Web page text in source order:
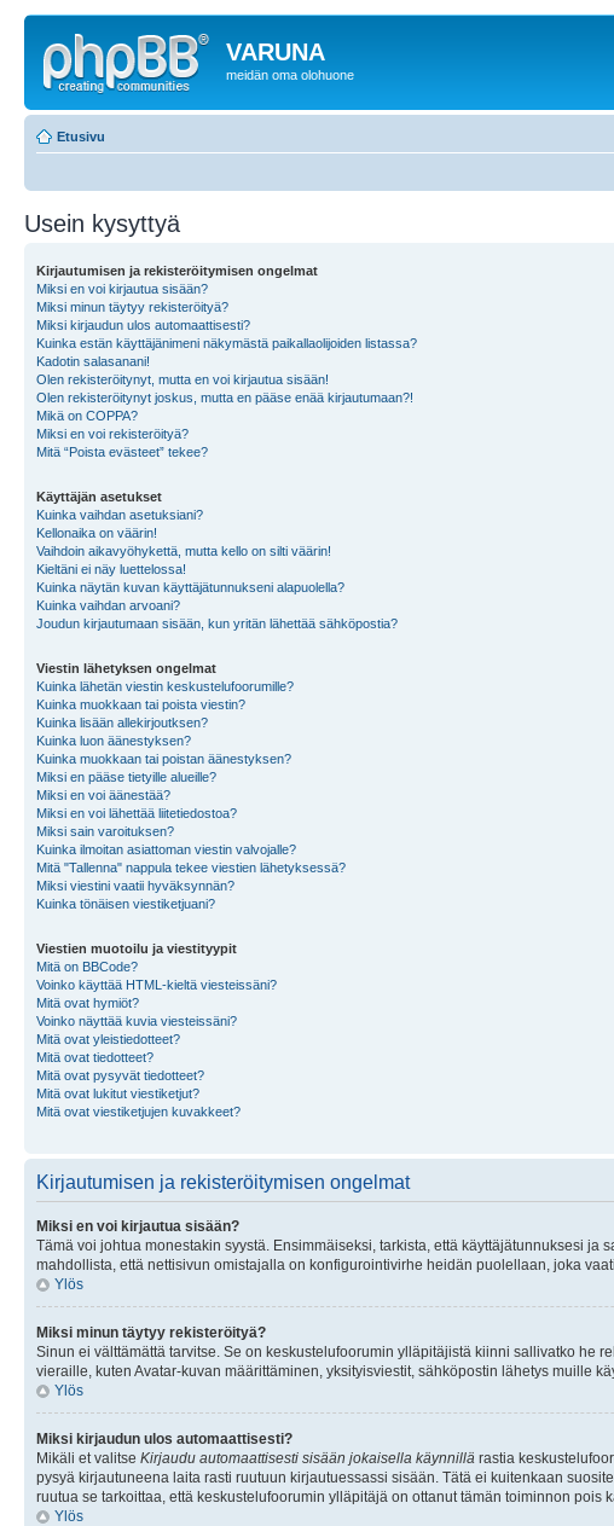
VARUNA
meidän oma olohuone
Etusivu
Usein kysyttyä
Kirjautumisen ja rekisteröitymisen ongelmat
Miksi en voi kirjautua sisään?
Miksi minun täytyy rekisteröityä?
Miksi kirjaudun ulos automaattisesti?
Kuinka estän käyttäjänimeni näkymästä paikallaolijoiden listassa?
Kadotin salasanani!
Olen rekisteröitynyt, mutta en voi kirjautua sisään!
Olen rekisteröitynyt joskus, mutta en pääse enää kirjautumaan?!
Mikä on COPPA?
Miksi en voi rekisteröityä?
Mitä “Poista evästeet” tekee?
Käyttäjän asetukset
Kuinka vaihdan asetuksiani?
Kellonaika on väärin!
Vaihdoin aikavyöhykettä, mutta kello on silti väärin!
Kieltäni ei näy luettelossa!
Kuinka näytän kuvan käyttäjätunnukseni alapuolella?
Kuinka vaihdan arvoani?
Joudun kirjautumaan sisään, kun yritän lähettää sähköpostia?
Viestin lähetyksen ongelmat
Kuinka lähetän viestin keskustelufoorumille?
Kuinka muokkaan tai poista viestin?
Kuinka lisään allekirjoutksen?
Kuinka luon äänestyksen?
Kuinka muokkaan tai poistan äänestyksen?
Miksi en pääse tietyille alueille?
Miksi en voi äänestää?
Miksi en voi lähettää liitetiedostoa?
Miksi sain varoituksen?
Kuinka ilmoitan asiattoman viestin valvojalle?
Mitä "Tallenna" nappula tekee viestien lähetyksessä?
Miksi viestini vaatii hyväksynnän?
Kuinka tönäisen viestiketjuani?
Viestien muotoilu ja viestityypit
Mitä on BBCode?
Voinko käyttää HTML-kieltä viesteissäni?
Mitä ovat hymiöt?
Voinko näyttää kuvia viesteissäni?
Mitä ovat yleistiedotteet?
Mitä ovat tiedotteet?
Mitä ovat pysyvät tiedotteet?
Mitä ovat lukitut viestiketjut?
Mitä ovat viestiketjujen kuvakkeet?
Kirjautumisen ja rekisteröitymisen ongelmat
Miksi en voi kirjautua sisään?
Tämä voi johtua monestakin syystä. Ensimmäiseksi, tarkista, että käyttäjätunnuksesi
mahdollista, että nettisivun omistajalla on konfigurointivirhe heidän puolellaan, joka
Ylös
Miksi minun täytyy rekisteröityä?
Sinun ei välttämättä tarvitse. Se on keskustelufoorumin ylläpitäjistä kiinni sallivatko he
vieraille, kuten Avatar-kuvan määrittäminen, yksityisviestit, sähköpostin lähetys muille
Ylös
Miksi kirjaudun ulos automaattisesti?
Mikäli et valitse Kirjaudu automaattisesti sisään jokaisella käynnillä rastia
pysyä kirjautuneena laita rasti ruutuun kirjautuessassi sisään. Tätä ei kuitenkaan
ruutua se tarkoittaa, että keskustelufoorumin ylläpitäjä on ottanut tämän toiminnon pois
Ylös